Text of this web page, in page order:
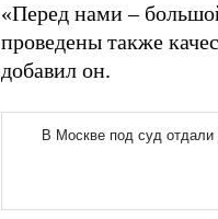
«Перед нами –
проведены также
добавил он.